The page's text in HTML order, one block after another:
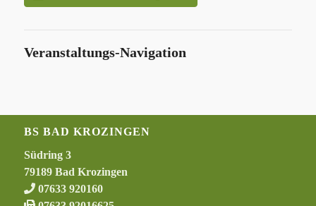
Veranstaltungs-Navigation
BS BAD KROZINGEN
Südring 3
79189 Bad Krozingen
07633 920160